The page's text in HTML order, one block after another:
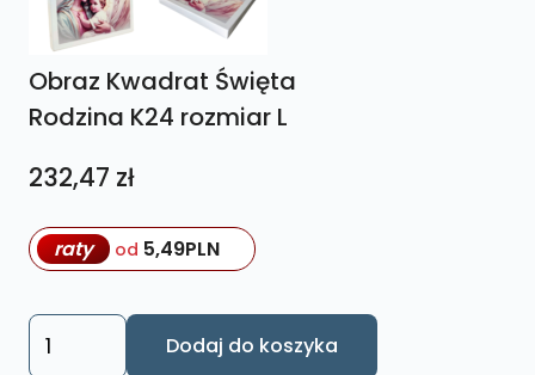
Obraz Kwadrat Święta
Rodzina K24 rozmiar L
232,47 zł
raty od 5,49PLN
ilość
Obraz
Dodaj do koszyka